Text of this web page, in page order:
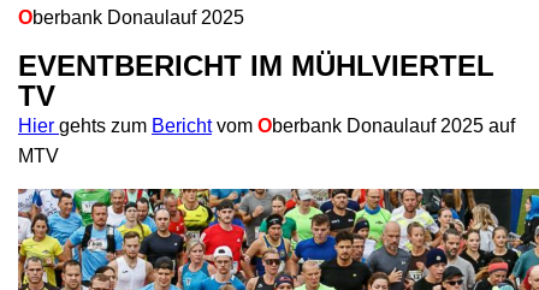
Oberbank Donaulauf 2025
EVENTBERICHT IM MÜHLVIERTEL
TV
Hier gehts zum Berichtvom Oberbank Donaulauf 2025 auf
MTV